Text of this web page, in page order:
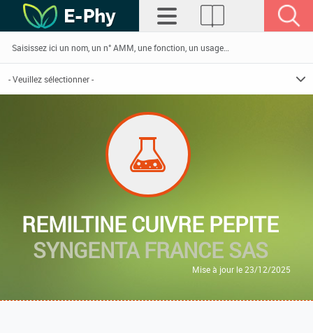
REMILTINE CUIVRE PEPITE
SYNGENTA FRANCE SAS
Mise à jour le 23/12/2025